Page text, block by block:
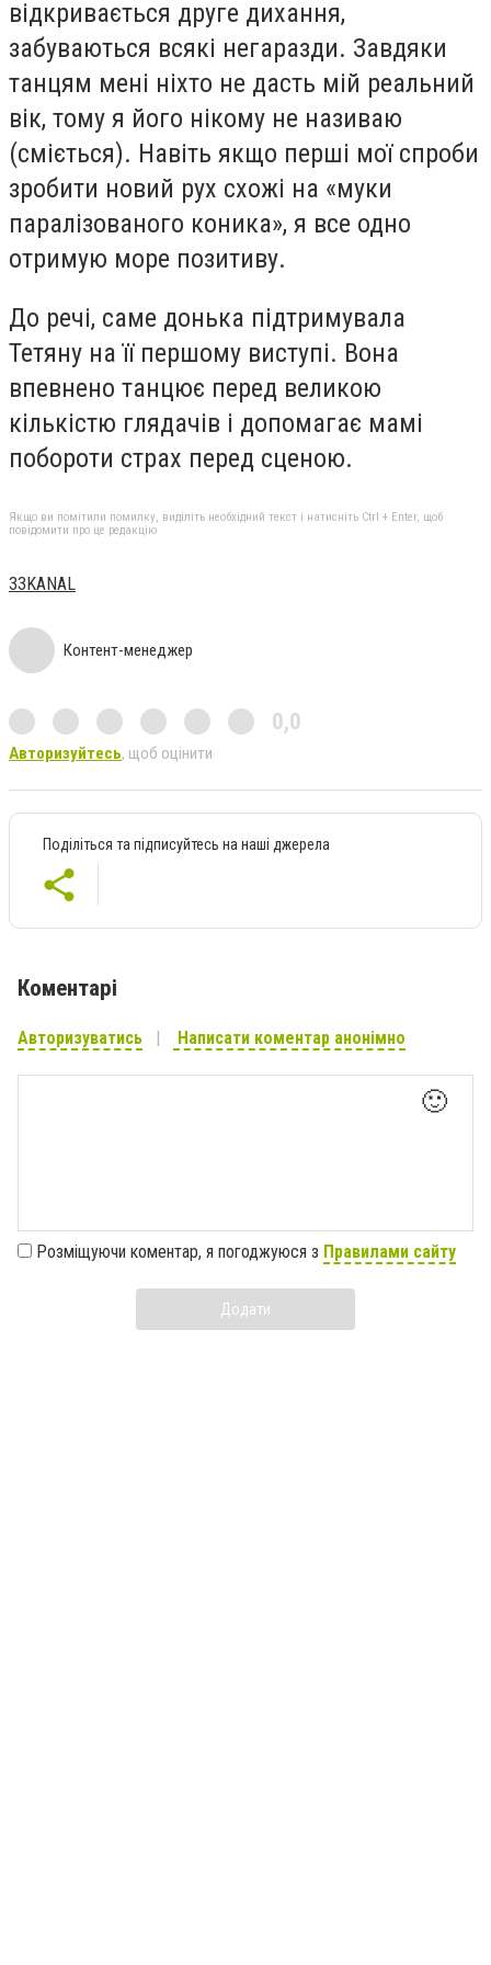
відкривається друге дихання,
забуваються всякі негаразди. Завдяки
танцям мені ніхто не дасть мій реальний
вік, тому я його нікому не називаю
(сміється). Навіть якщо перші мої спроби
зробити новий рух схожі на «муки
паралізованого коника», я все одно
отримую море позитиву.
До речі, саме донька підтримувала
Тетяну на її першому виступі. Вона
впевнено танцює перед великою
кількістю глядачів і допомагає мамі
побороти страх перед сценою.
Якщо ви помітили помилку, виділіть необхідний текст і натисніть Ctrl + Enter, щоб
повідомити про це редакцію
33KANAL
Контент-менеджер
0,0
Авторизуйтесь, щоб оцінити
Поділіться та підписуйтесь на наші джерела
Коментарі
Авторизуватись Написати коментар анонімно
🙂
Розміщуючи коментар, я погоджуюся з Правилами сайту
Додати